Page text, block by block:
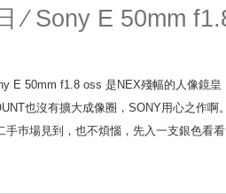
⁄ Sony E 50mm
E 50mm f1.8 oss 是NEX殘幅的人像鏡
也沒有擴大成像圈，SONY用心之作
手巿場見到，也不煩惱，先入一支銀色